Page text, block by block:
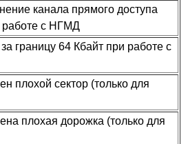
канала прямого доступа
с НГМД
границу 64 Кбайт при работе с
плохой сектор (только для
плохая дорожка (только для